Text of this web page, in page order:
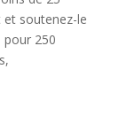
et soutenez-le
pour 250